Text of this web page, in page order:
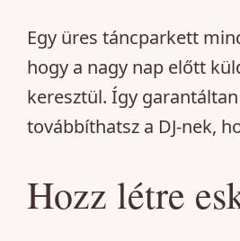
Egy üres táncparkett
hogy a nagy nap előtt
keresztül. Így
továbbíthatsz a DJ-nek,
Hozz létre